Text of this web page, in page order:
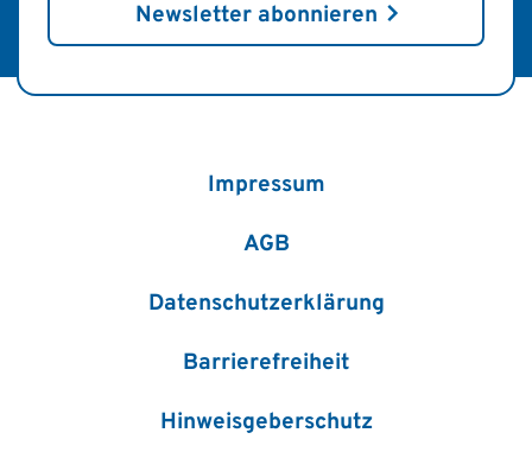
Newsletter abonnieren
Impressum
AGB
Datenschutzerklärung
Barrierefreiheit
Hinweisgeberschutz